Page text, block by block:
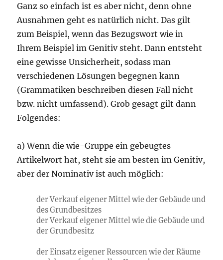
Ganz so einfach ist es aber nicht, denn ohne
Ausnahmen geht es natürlich nicht. Das gilt
zum Beispiel, wenn das Bezugswort wie in
Ihrem Beispiel im Genitiv steht. Dann entsteht
eine gewisse Unsicherheit, sodass man
verschiedenen Lösungen begegnen kann
(Grammatiken beschreiben diesen Fall nicht
bzw. nicht umfassend). Grob gesagt gilt dann
Folgendes:
a) Wenn die wie-Gruppe ein gebeugtes
Artikelwort hat, steht sie am besten im Genitiv,
aber der Nominativ ist auch möglich:
der Verkauf eigener Mittel wie der Gebäude und
des Grundbesitzes
der Verkauf eigener Mittel wie die Gebäude und
der Grundbesitz
der Einsatz eigener Ressourcen wie der Räume